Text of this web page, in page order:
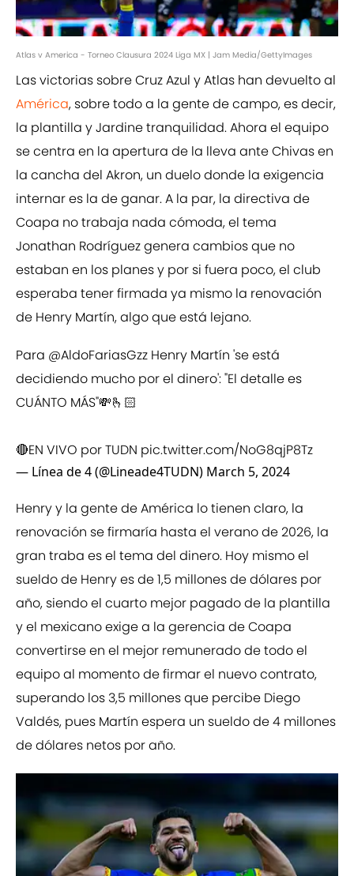
Atlas v America - Torneo Clausura 2024 Liga MX | Jam Media/GettyImages
Las victorias sobre Cruz Azul y Atlas han devuelto al
América, sobre todo a la gente de campo, es decir,
la plantilla y Jardine tranquilidad. Ahora el equipo
se centra en la apertura de la lleva ante Chivas en
la cancha del Akron, un duelo donde la exigencia
internar es la de ganar. A la par, la directiva de
Coapa no trabaja nada cómoda, el tema
Jonathan Rodríguez genera cambios que no
estaban en los planes y por si fuera poco, el club
esperaba tener firmada ya mismo la renovación
de Henry Martín, algo que está lejano.
Para @AldoFariasGzz Henry Martín 'se está
decidiendo mucho por el dinero': "El detalle es
CUÁNTO MÁS"💸🫰🏻
🔴EN VIVO por TUDN pic.twitter.com/NoG8qjP8Tz
— Línea de 4 (@Lineade4TUDN) March 5, 2024
Henry y la gente de América lo tienen claro, la
renovación se firmaría hasta el verano de 2026, la
gran traba es el tema del dinero. Hoy mismo el
sueldo de Henry es de 1,5 millones de dólares por
año, siendo el cuarto mejor pagado de la plantilla
y el mexicano exige a la gerencia de Coapa
convertirse en el mejor remunerado de todo el
equipo al momento de firmar el nuevo contrato,
superando los 3,5 millones que percibe Diego
Valdés, pues Martín espera un sueldo de 4 millones
de dólares netos por año.